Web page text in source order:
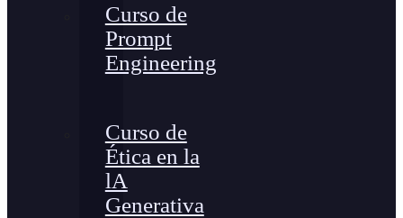
Curso de
Prompt
Engineering
Curso de
Ética en la
lA
Generativa